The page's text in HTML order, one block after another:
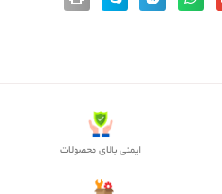
ایمنی بالای محصولات